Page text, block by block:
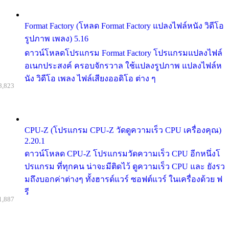
Format Factory (โหลด Format Factory แปลงไฟล์หนัง วิดีโอ
รูปภาพ เพลง) 5.16
ดาวน์โหลดโปรแกรม Format Factory โปรแกรมแปลงไฟล์
อเนกประสงค์ ครอบจักรวาล ใช้แปลงรูปภาพ แปลงไฟล์ห
นัง วิดีโอ เพลง ไฟล์เสียงออดิโอ ต่าง ๆ
CPU-Z (โปรแกรม CPU-Z วัดดูความเร็ว CPU เครื่องคุณ)
2.20.1
ดาวน์โหลด CPU-Z โปรแกรมวัดความเร็ว CPU อีกหนึ่งโ
ปรแกรม ที่ทุกคน น่าจะมีติดไว้ ดูความเร็ว CPU และ ยังรว
มถึงบอกค่าต่างๆ ทั้งฮารด์แวร์ ซอฟต์แวร์ ในเครื่องด้วย ฟ
รี